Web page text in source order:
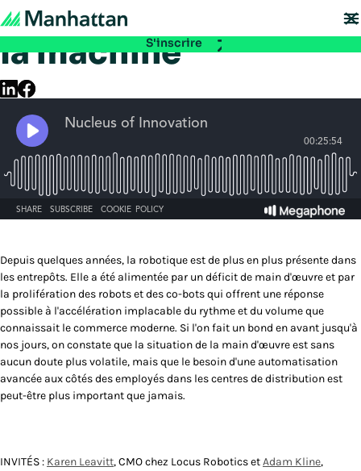
S'inscrire
Podcast : L'homme et
la machine
Depuis quelques années, la robotique est de plus en plus présente dans
les entrepôts. Elle a été alimentée par un déficit de main d'œuvre et par
la prolifération des robots et des co-bots qui offrent une réponse
possible à l'accélération implacable du rythme et du volume que
connaissait le commerce moderne. Si l'on fait un bond en avant jusqu'à
nos jours, on constate que la situation de la main d'œuvre est sans
aucun doute plus volatile, mais que le besoin d'une automatisation
avancée aux côtés des employés dans les centres de distribution est
peut-être plus important que jamais.
INVITÉS : Karen Leavitt, CMO chez Locus Robotics etAdam Kline,